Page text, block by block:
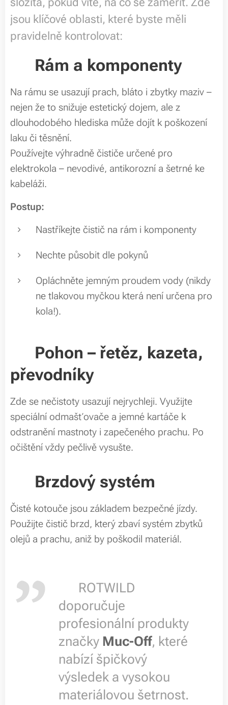
jsou klíčové oblasti, které byste měli
pravidelně kontrolovat:
Rám a komponenty
Na rámu se usazují prach, bláto i zbytky maziv –
nejen že to snižuje estetický dojem, ale z
dlouhodobého hlediska může dojít k poškození
laku či těsnění.
Používejte výhradně čističe určené pro
elektrokola – nevodivé, antikorozní a šetrné ke
kabeláži.
Postup:
Nastříkejte čistič na rám i komponenty
Nechte působit dle pokynů
Opláchněte jemným proudem vody (nikdy
ne tlakovou myčkou která není určena pro
kola!).
Pohon – řetěz, kazeta,
převodníky
Zde se nečistoty usazují nejrychleji. Využijte
speciální odmašťovače a jemné kartáče k
odstranění mastnoty i zapečeného prachu. Po
očištění vždy pečlivě vysušte.
Brzdový systém
Čisté kotouče jsou základem bezpečné jízdy.
Použijte čistič brzd, který zbaví systém zbytků
olejů a prachu, aniž by poškodil materiál.
ROTWILD
doporučuje
profesionální produkty
značky Muc-Off, které
nabízí špičkový
výsledek a vysokou
materiálovou šetrnost.